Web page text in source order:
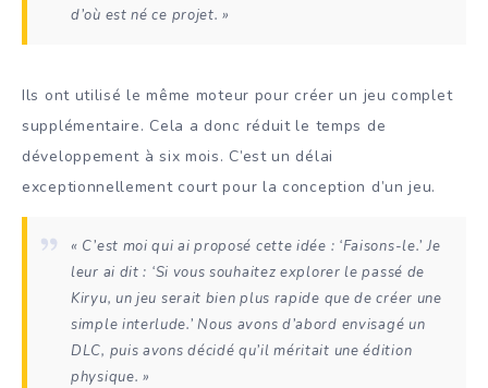
d’où est né ce projet. »
Ils ont utilisé le même moteur pour créer un jeu complet
supplémentaire. Cela a donc réduit le temps de
développement à six mois. C’est un délai
exceptionnellement court pour la conception d’un jeu.
« C’est moi qui ai proposé cette idée : ‘Faisons-le.’ Je
leur ai dit : ‘Si vous souhaitez explorer le passé de
Kiryu, un jeu serait bien plus rapide que de créer une
simple interlude.’ Nous avons d’abord envisagé un
DLC, puis avons décidé qu’il méritait une édition
physique. »